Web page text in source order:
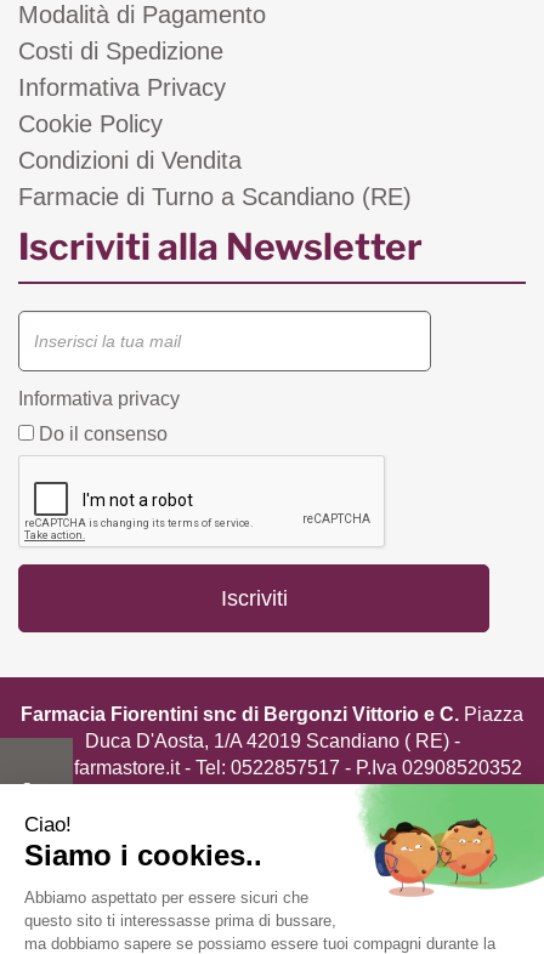
Modalità di Pagamento
Costi di Spedizione
Informativa Privacy
Cookie Policy
Condizioni di Vendita
Farmacie di Turno a Scandiano (RE)
Iscriviti alla Newsletter
Informativa privacy
Do il consenso
Farmacia Fiorentini snc di Bergonzi Vittorio e C. Piazza
Duca D'Aosta, 1/A 42019 Scandiano ( RE) -
info@farmastore.it- Tel: 0522857517 - P.Iva 02908520352
Powered by Web DesignFulcri srl